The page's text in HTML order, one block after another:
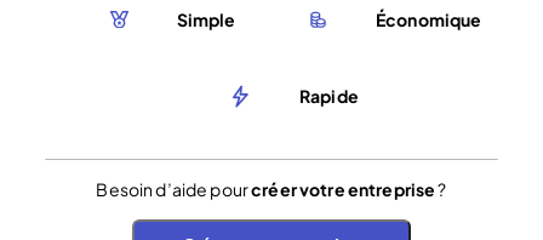
Simple Économique
Rapide
Besoin d’aide pourcréer votre entreprise?